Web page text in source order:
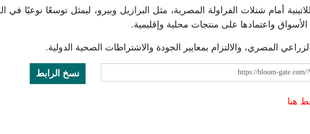
أمام شتلات الفراولة المصرية، مثل البرازيل وبيرو، ليمثل توسعًا نوعيًا في
واعتمادها على منتجات محلية وإقليمية.
المصري، والالتزام بمعايير الجودة والاشتراطات الصحية الدولية.
نسخ الرابط
هنا